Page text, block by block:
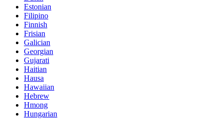
Estonian
Filipino
Finnish
Frisian
Galician
Georgian
Gujarati
Haitian
Hausa
Hawaiian
Hebrew
Hmong
Hungarian